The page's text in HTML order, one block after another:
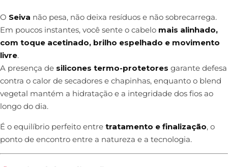
O Seiva não pesa, não deixa resíduos e não sobrecarrega.
Em poucos instantes, você sente o cabelo mais alinhado,
com toque acetinado, brilho espelhado e movimento
livre.
A presença de silicones termo-protetores garante defesa
contra o calor de secadores e chapinhas, enquanto o blend
vegetal mantém a hidratação e a integridade dos fios ao
longo do dia.
É o equilíbrio perfeito entre tratamento e finalização, o
ponto de encontro entre a natureza e a tecnologia.